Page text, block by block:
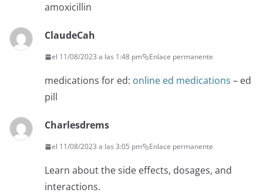
amoxicillin
ClaudeCah
el 11/08/2023 a las 1:48 pm Enlace permanente
medications for ed: online ed medications – ed
pill
Charlesdrems
el 11/08/2023 a las 3:05 pm Enlace permanente
Learn about the side effects, dosages, and
interactions.